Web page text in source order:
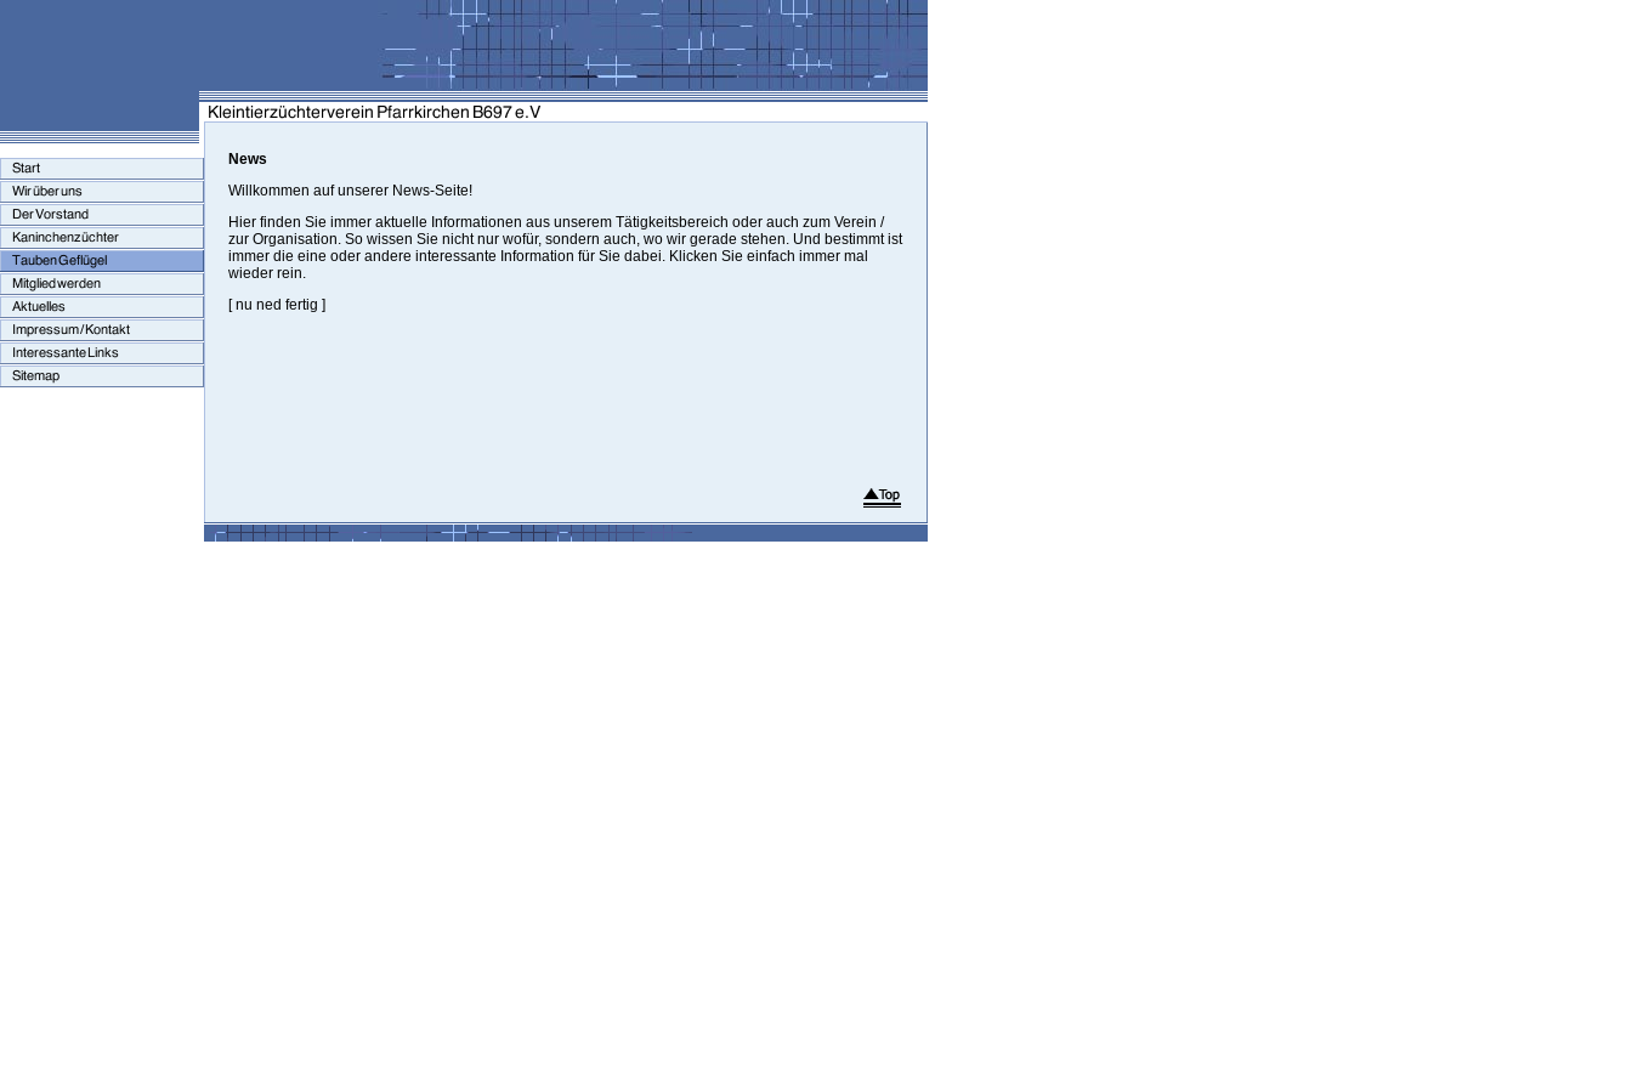
News
Willkommen auf unserer News-Seite!
Hier finden Sie immer aktuelle Informationen aus unserem Tätigkeitsbereich oder auch zum Verein /
zur Organisation. So wissen Sie nicht nur wofür, sondern auch, wo wir gerade stehen. Und bestimmt ist
immer die eine oder andere interessante Information für Sie dabei. Klicken Sie einfach immer mal
wieder rein.
[ nu ned fertig ]